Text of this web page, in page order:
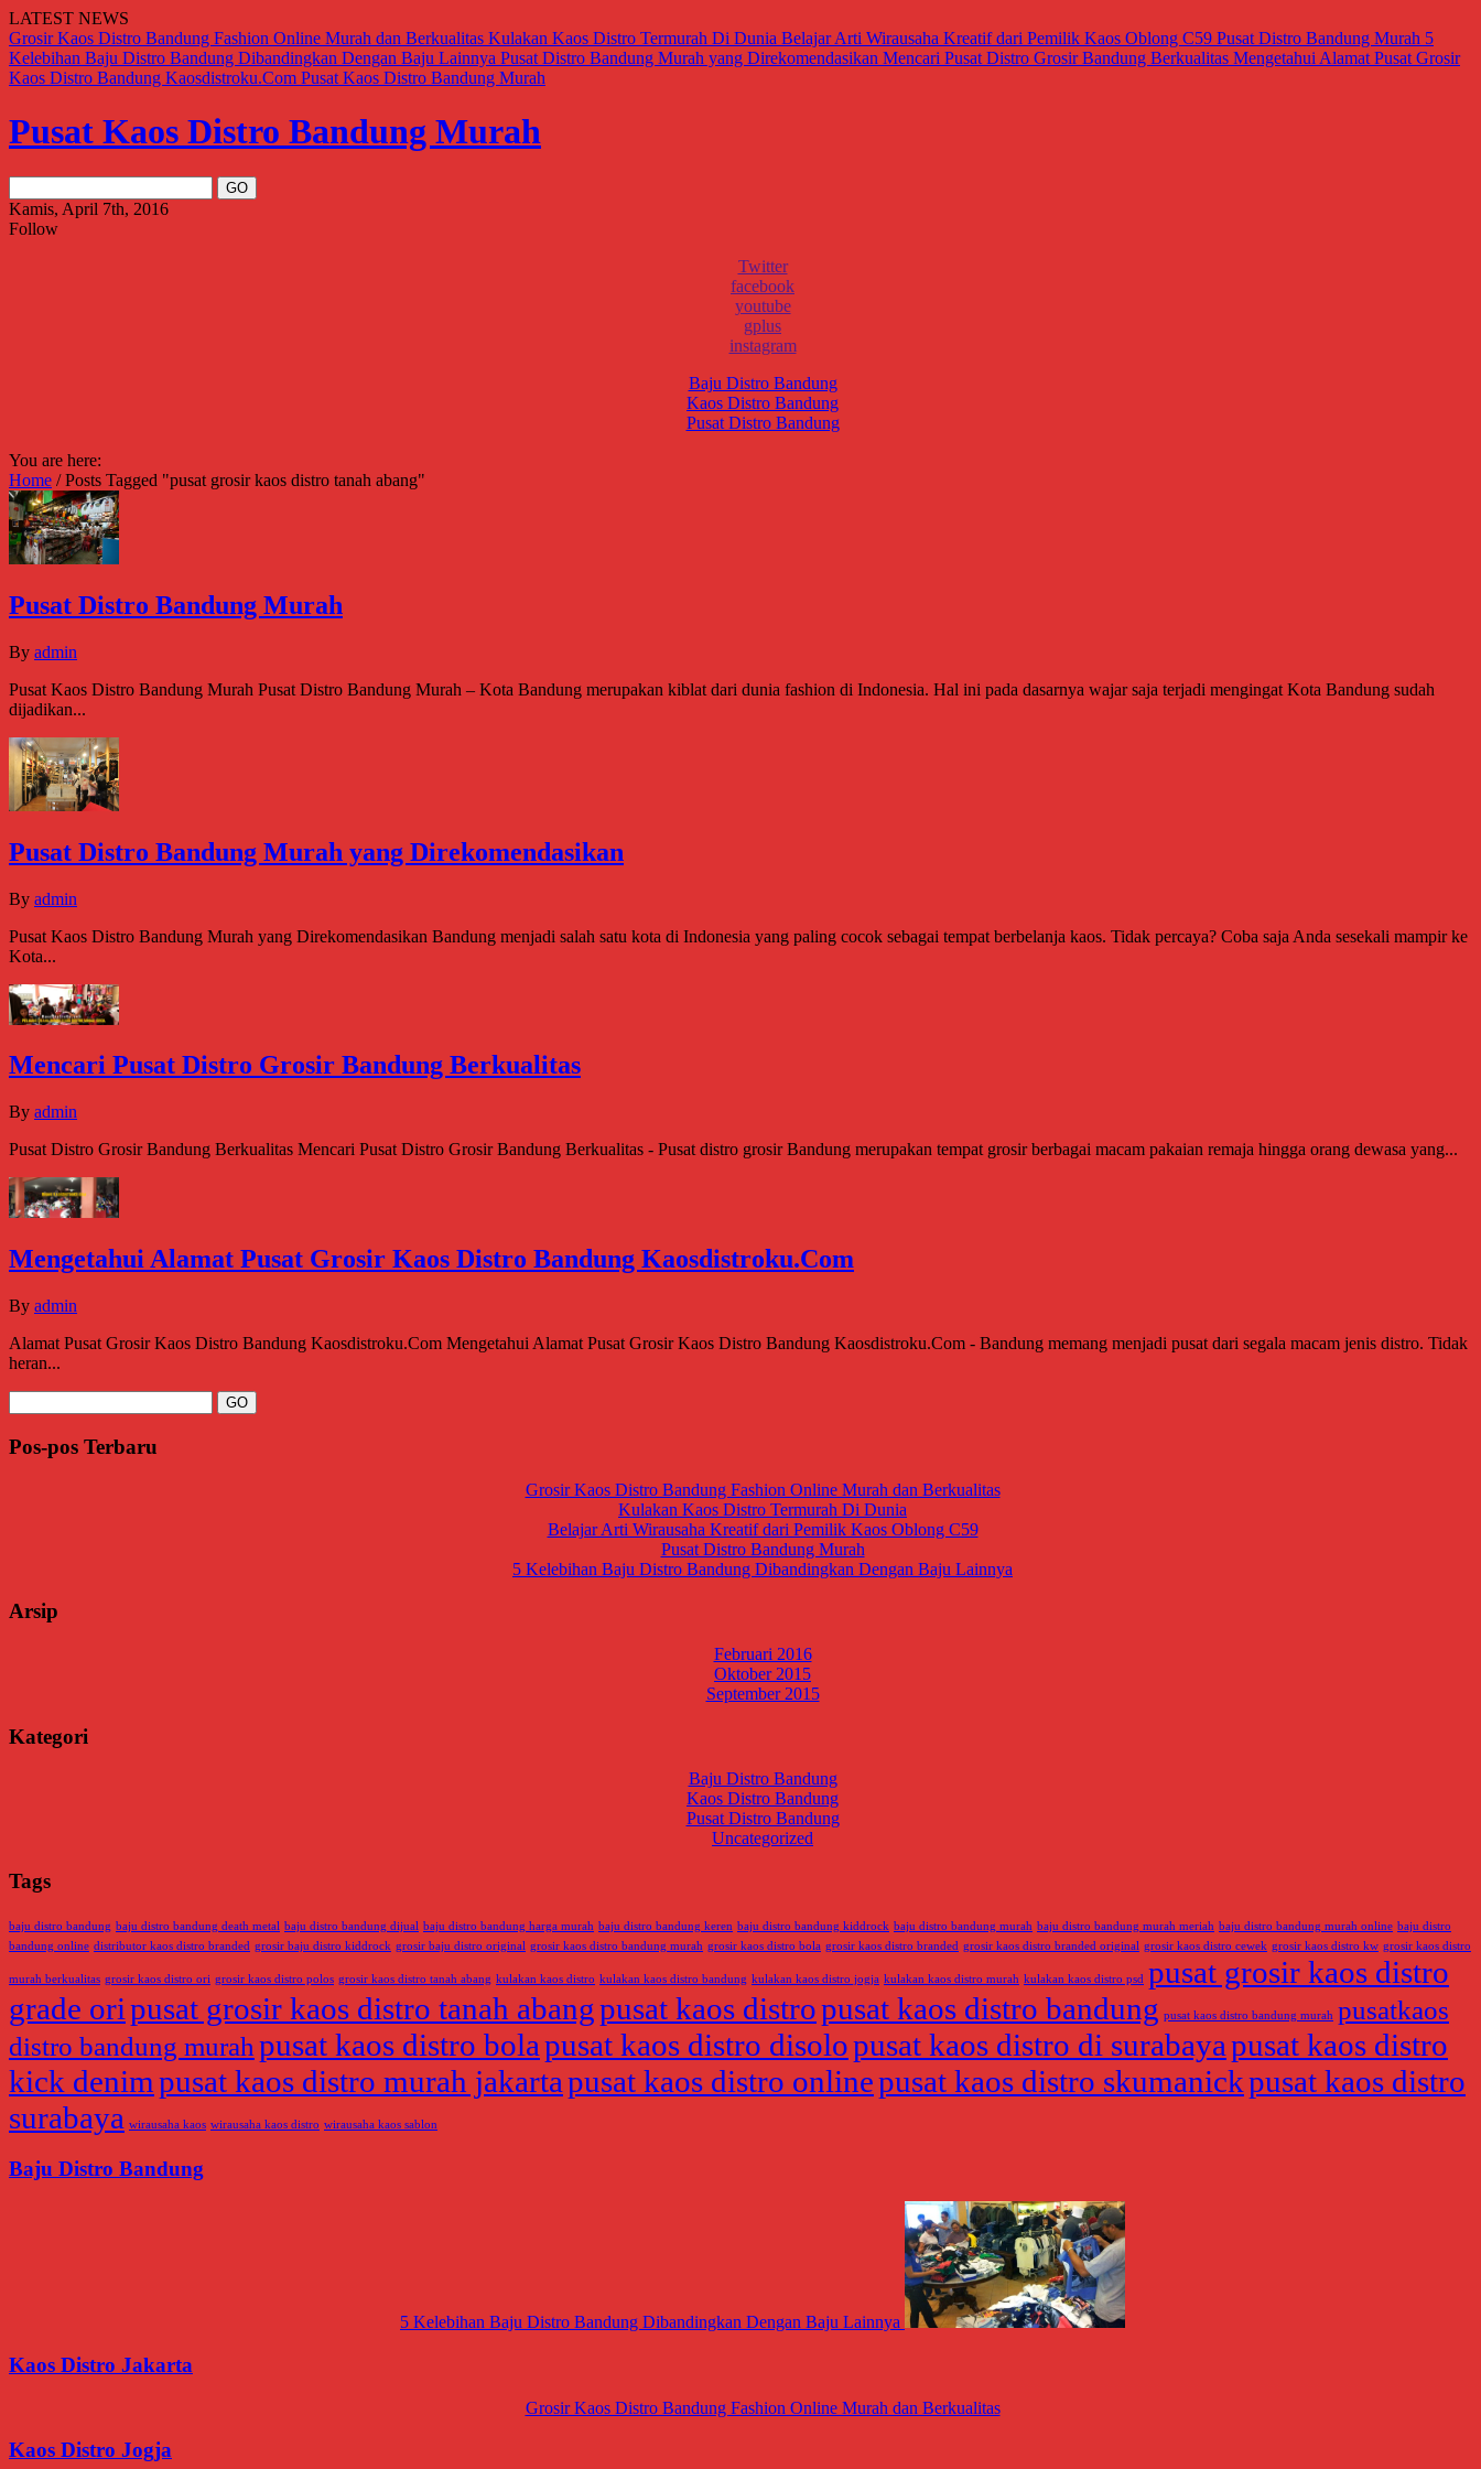
LATEST NEWS
Grosir Kaos Distro Bandung Fashion Online Murah dan Berkualitas Kulakan Kaos Distro Termurah Di Dunia Belajar Arti Wirausaha Kreatif dari Pemilik Kaos Oblong C59 Pusat Distro Bandung Murah 5
Kelebihan Baju Distro Bandung Dibandingkan Dengan Baju Lainnya Pusat Distro Bandung Murah yang Direkomendasikan Mencari Pusat Distro Grosir Bandung Berkualitas Mengetahui Alamat Pusat Grosir
Kaos Distro Bandung Kaosdistroku.Com Pusat Kaos Distro Bandung Murah
Pusat Kaos Distro Bandung Murah
Kamis, April 7th, 2016
Follow
Twitter
facebook
youtube
gplus
instagram
Baju Distro Bandung
Kaos Distro Bandung
Pusat Distro Bandung
You are here:
Home /Posts Tagged "pusat grosir kaos distro tanah abang"
Pusat Distro Bandung Murah
By admin
Pusat Kaos Distro Bandung Murah Pusat Distro Bandung Murah – Kota Bandung merupakan kiblat dari dunia fashion di Indonesia. Hal ini pada dasarnya wajar saja terjadi mengingat Kota Bandung sudah
dijadikan...
Pusat Distro Bandung Murah yang Direkomendasikan
By admin
Pusat Kaos Distro Bandung Murah yang Direkomendasikan Bandung menjadi salah satu kota di Indonesia yang paling cocok sebagai tempat berbelanja kaos. Tidak percaya? Coba saja Anda sesekali mampir ke
Kota...
Mencari Pusat Distro Grosir Bandung Berkualitas
By admin
Pusat Distro Grosir Bandung Berkualitas Mencari Pusat Distro Grosir Bandung Berkualitas - Pusat distro grosir Bandung merupakan tempat grosir berbagai macam pakaian remaja hingga orang dewasa yang...
Mengetahui Alamat Pusat Grosir Kaos Distro Bandung Kaosdistroku.Com
By admin
Alamat Pusat Grosir Kaos Distro Bandung Kaosdistroku.Com Mengetahui Alamat Pusat Grosir Kaos Distro Bandung Kaosdistroku.Com - Bandung memang menjadi pusat dari segala macam jenis distro. Tidak
heran...
Pos-pos Terbaru
Grosir Kaos Distro Bandung Fashion Online Murah dan Berkualitas
Kulakan Kaos Distro Termurah Di Dunia
Belajar Arti Wirausaha Kreatif dari Pemilik Kaos Oblong C59
Pusat Distro Bandung Murah
5 Kelebihan Baju Distro Bandung Dibandingkan Dengan Baju Lainnya
Arsip
Februari 2016
Oktober 2015
September 2015
Kategori
Baju Distro Bandung
Kaos Distro Bandung
Pusat Distro Bandung
Uncategorized
Tags
baju distro bandung baju distro bandung death metal baju distro bandung dijual baju distro bandung harga murah baju distro bandung keren baju distro bandung kiddrock baju distro bandung murah baju distro bandung murah meriah baju distro bandung murah online baju distro
bandung online distributor kaos distro branded grosir baju distro kiddrock grosir baju distro original grosir kaos distro bandung murah grosir kaos distro bola grosir kaos distro branded grosir kaos distro branded original grosir kaos distro cewek grosir kaos distro kw grosir kaos distro
murah berkualitas grosir kaos distro ori grosir kaos distro polos grosir kaos distro tanah abang kulakan kaos distro kulakan kaos distro bandung kulakan kaos distro jogja kulakan kaos distro murah kulakan kaos distro psd pusat grosir kaos distro
grade oripusat grosir kaos distro tanah abangpusat kaos distropusat kaos distro bandung pusat kaos distro bandung murah pusatkaos
distro bandung murah pusat kaos distro bolapusat kaos distro disolopusat kaos distro di surabayapusat kaos distro
kick denimpusat kaos distro murah jakartapusat kaos distro onlinepusat kaos distro skumanickpusat kaos distro
surabaya wirausaha kaos wirausaha kaos distro wirausaha kaos sablon
Baju Distro Bandung
5 Kelebihan Baju Distro Bandung Dibandingkan Dengan Baju Lainnya
Kaos Distro Jakarta
Grosir Kaos Distro Bandung Fashion Online Murah dan Berkualitas
Kaos Distro Jogja